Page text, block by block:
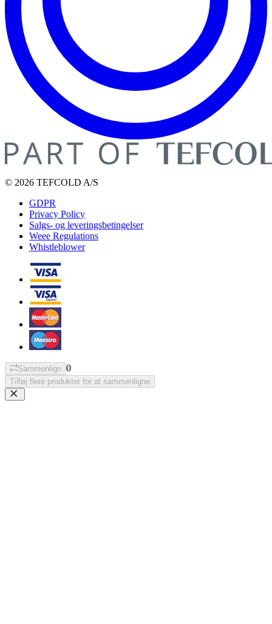
© 2026 TEFCOLD A/S
GDPR
Privacy Policy
Salgs- og leveringsbetingelser
Weee Regulations
Whistleblower
Sammenlign 0
Tilføj flere produkter for at sammenligne